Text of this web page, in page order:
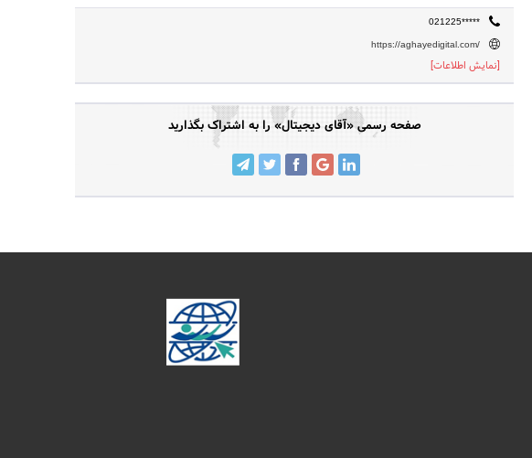
021225*****
https://aghayedigital.com/
[نمایش اطلاعات]
صفحه رسمی «آقای دیجیتال» را به اشتراک بگذارید